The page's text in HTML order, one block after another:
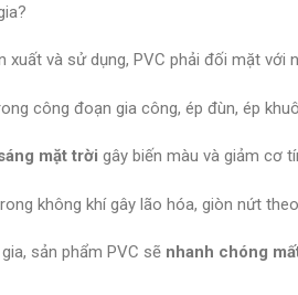
xuất và sử dụng, PVC phải đối mặt với
công đoạn gia công, ép đùn, ép
mặt trời gây biến màu và giảm cơ
không khí gây lão hóa, giòn nứt
sản phẩm PVC sẽ nhanh chóng